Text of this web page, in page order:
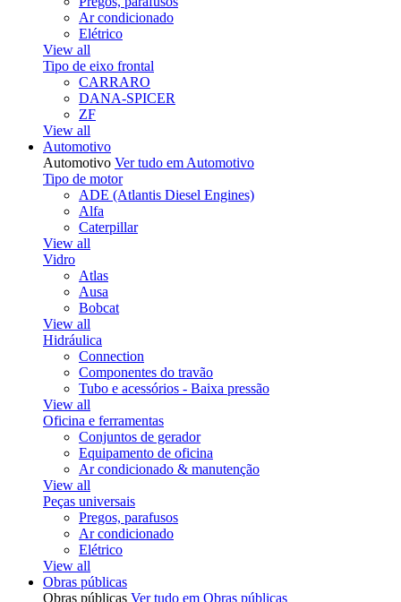
Ar condicionado
Elétrico
View all
Tipo de eixo frontal
CARRARO
DANA-SPICER
ZF
View all
Automotivo
Automotivo Ver tudo em Automotivo
Tipo de motor
ADE (Atlantis Diesel Engines)
Alfa
Caterpillar
View all
Vidro
Atlas
Ausa
Bobcat
View all
Hidráulica
Connection
Componentes do travão
Tubo e acessórios - Baixa pressão
View all
Oficina e ferramentas
Conjuntos de gerador
Equipamento de oficina
Ar condicionado & manutenção
View all
Peças universais
Pregos, parafusos
Ar condicionado
Elétrico
View all
Obras públicas
Obras públicas Ver tudo em Obras públicas